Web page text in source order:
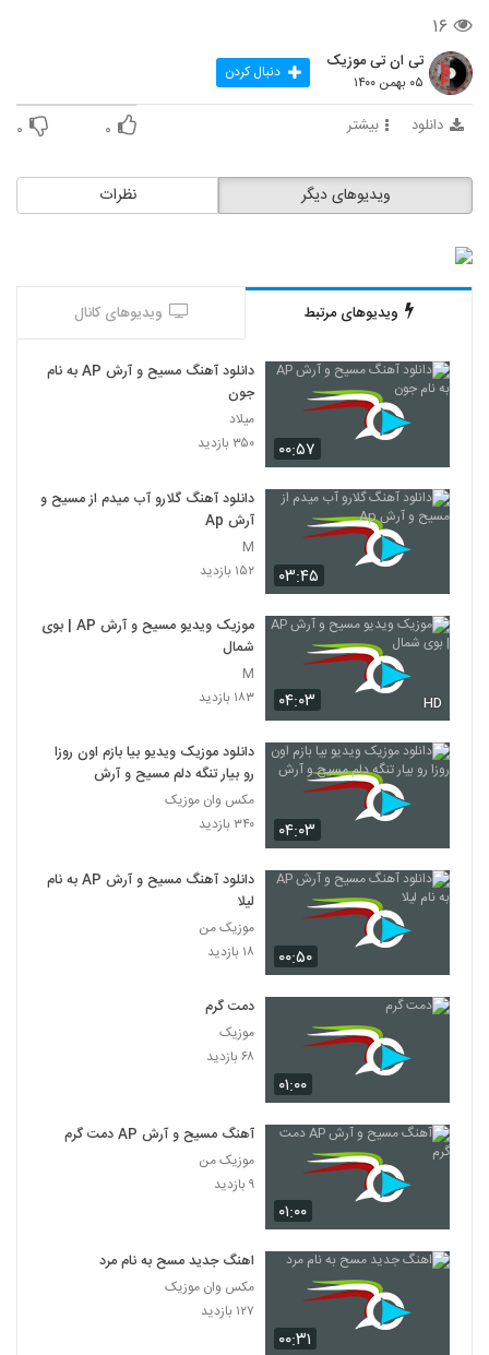
۱۶
تی ان تی موزیک
۰۵ بهمن ۱۴۰۰ دنبال کردن
دانلود بیشتر ۰ ۰
نظرات ویدیوهای دیگر
ویدیوهای مرتبط ویدیوهای کانال
۰۰:۵۷
دانلود آهنگ مسیح و آرش AP به نام
جون
میلاد
۳۵۰ بازدید
۰۳:۴۵
دانلود آهنگ گلارو آب میدم از مسیح و
آرش Ap
M
۱۵۲ بازدید
۰۴:۰۳ HD
موزیک ویدیو مسیح و آرش AP | بوی
شمال
M
۱۸۳ بازدید
۰۴:۰۳
دانلود موزیک ویدیو بیا بازم اون روزا
رو بیار تنگه دلم مسیح و آرش
مکس وان موزیک
۳۴۰ بازدید
۰۰:۵۰
دانلود آهنگ مسیح و آرش AP به نام
لیلا
موزیک من
۱۸ بازدید
۰۱:۰۰
دمت گرم
موزیک
۶۸ بازدید
۰۱:۰۰
آهنگ مسیح و آرش AP دمت گرم
موزیک من
۹ بازدید
۰۰:۳۱
اهنگ جدید مسح به نام مرد
مکس وان موزیک
۱۲۷ بازدید